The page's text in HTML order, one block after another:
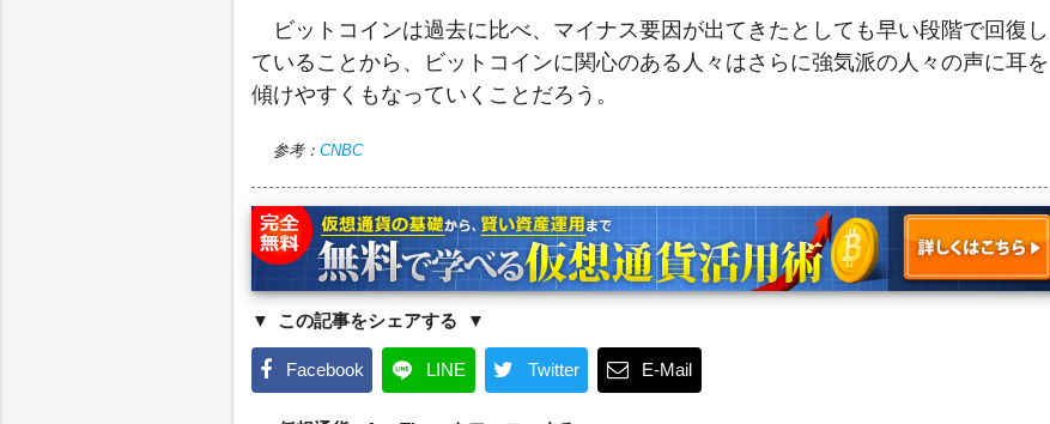
ビットコインは過去に比べ、マイナス要因が出てきたとしても早い段階で回復し
ていることから、ビットコインに関心のある人々はさらに強気派の人々の声に耳を
傾けやすくもなっていくことだろう。
参考： CNBC
この記事をシェアする
Facebook LINE Twitter E-Mail